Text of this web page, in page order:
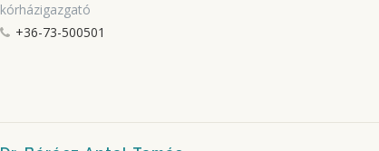
kórházigazgató
+36-73-500501